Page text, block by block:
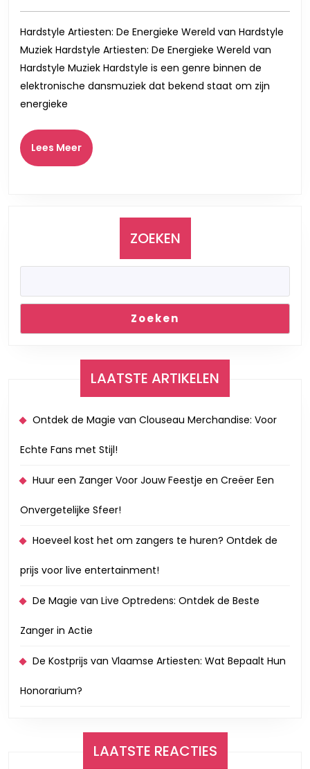
Artiesten:
Een
Blik
Hardstyle Artiesten: De Energieke Wereld van Hardstyle
Muziek Hardstyle Artiesten: De Energieke Wereld van
Hardstyle Muziek Hardstyle is een genre binnen de
elektronische dansmuziek dat bekend staat om zijn
energieke
Lees MeerLees
Meer
ZOEKEN
Zoeken
LAATSTE ARTIKELEN
Ontdek de Magie van Clouseau Merchandise: Voor
Echte Fans met Stijl!
Huur een Zanger Voor Jouw Feestje en Creëer Een
Onvergetelijke Sfeer!
Hoeveel kost het om zangers te huren? Ontdek de
prijs voor live entertainment!
De Magie van Live Optredens: Ontdek de Beste
Zanger in Actie
De Kostprijs van Vlaamse Artiesten: Wat Bepaalt Hun
Honorarium?
LAATSTE REACTIES